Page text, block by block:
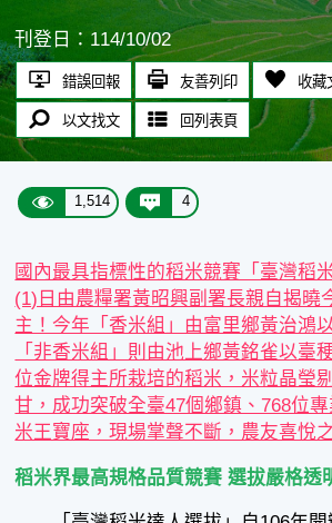
刊登日：114/10/02
錯誤回報 友善列印 收藏
以文找文 回列表頁
1,514 4
國內最具指標性的稻米競賽「臺灣稻
(1)日由農糧署黃昭興副署長親自揭曉
主！今年「香米組」由富里鄉黃治鴻
「非香米組」則由池上鄉黃銘雀以臺
位金牌得主所栽培的稻米，米粒晶瑩
甘，成功突破全臺47個鄉鎮、768位
米王寶座，現場掌聲不斷，農友喜悅
稻米界最高規格品質競賽 選拔嚴格透